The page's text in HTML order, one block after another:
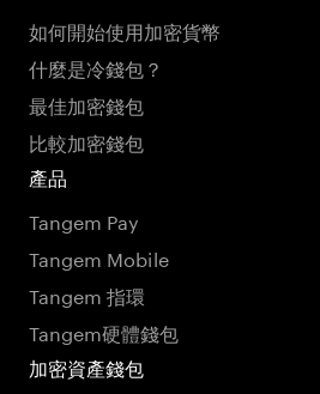
如何開始使用加密貨幣
什麼是冷錢包？
最佳加密錢包
比較加密錢包
產品
Tangem Pay
Tangem Mobile
Tangem 指環
Tangem硬體錢包
加密資產錢包